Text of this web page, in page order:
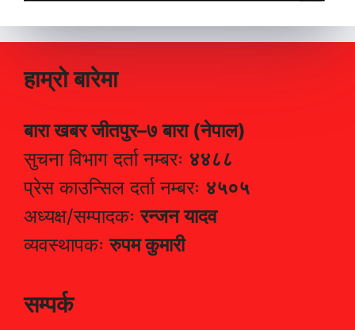
हाम्रो बारेमा
बारा खबर जीतपुर–७ बारा (नेपाल)
सुचना विभाग दर्ता नम्बरः ४४८८
प्रेस काउन्सिल दर्ता नम्बरः ४५०५
अध्यक्ष/सम्पादकःरन्जन यादव
व्यवस्थापकःरुपम कुमारी
सम्पर्क